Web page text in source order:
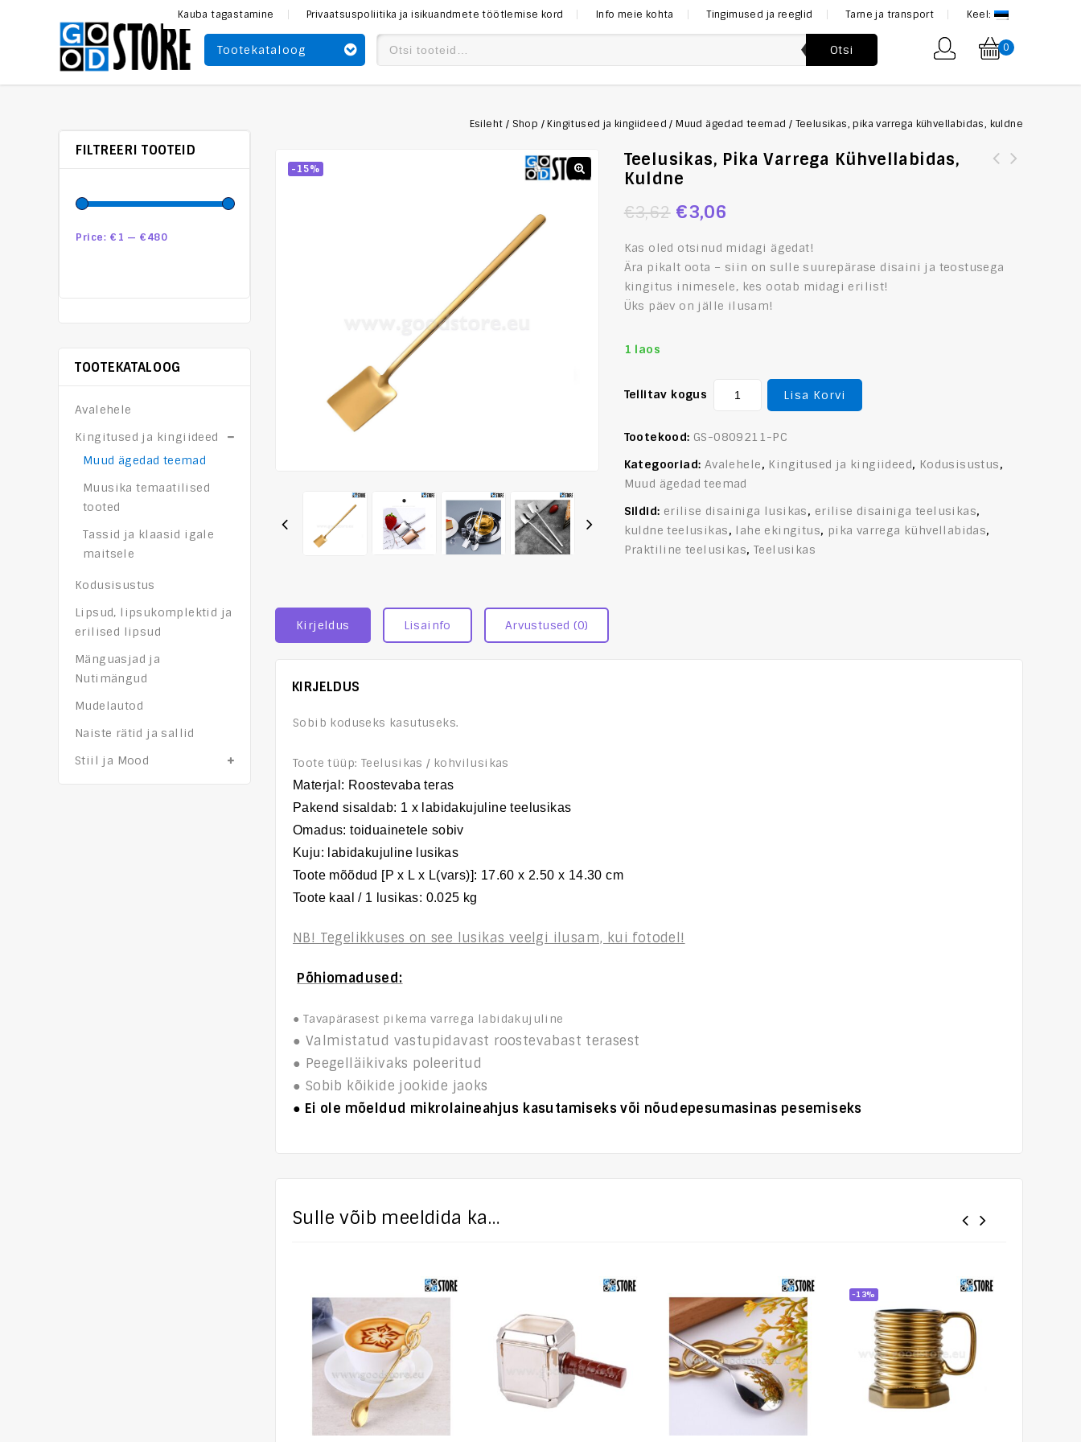
Kauba tagastamine Privaatsuspoliitika ja isikuandmete töötlemise kord Info meie kohta Tingimused ja reeglid Tarne ja transport Keel:
Tootekataloog Otsi 0
Esileht / Shop /Kingitused ja kingiideed /Muud ägedad teemad / Teelusikas, pika varrega kühvellabidas, kuldne
-15%
Teelusikas, Pika Varrega Kühvellabidas,
Kuldne
€3,62 €3,06
Kas oled otsinud midagi ägedat!
Ära pikalt oota – siin on sulle suurepärase disaini ja teostusega
kingitus inimesele, kes ootab midagi erilist!
Üks päev on jälle ilusam!
1 laos
Tellitav kogus Lisa Korvi
Tootekood: GS-0809211-PC
Kategooriad: Avalehele, Kingitused ja kingiideed, Kodusisustus,
Muud ägedad teemad
Sildid: erilise disainiga lusikas, erilise disainiga teelusikas,
kuldne teelusikas, lahe ekingitus, pika varrega kühvellabidas,
Praktiline teelusikas, Teelusikas
Kirjeldus Lisainfo Arvustused (0)
KIRJELDUS
Sobib koduseks kasutuseks.
Toote tüüp: Teelusikas / kohvilusikas
Materjal: Roostevaba teras
Pakend sisaldab: 1 x labidakujuline teelusikas
Omadus: toiduainetele sobiv
Kuju: labidakujuline lusikas
Toote mõõdud [P x L x L(vars)]: 17.60 x 2.50 x 14.30 cm
Toote kaal / 1 lusikas: 0.025 kg
NB! Tegelikkuses on see lusikas veelgi ilusam, kui fotodel!
Põhiomadused:
● Tavapärasest pikema varrega labidakujuline
● Valmistatud vastupidavast roostevabast terasest
● Peegelläikivaks poleeritud
● Sobib kõikide jookide jaoks
● Ei ole mõeldud mikrolaineahjus kasutamiseks või nõudepesumasinas pesemiseks
Sulle võib meeldida ka…
-13%
FILTREERI TOOTEID
Price: €1 — €480
TOOTEKATALOOG
Avalehele
Kingitused ja kingiideed
Muud ägedad teemad
Muusika temaatilised
tooted
Tassid ja klaasid igale
maitsele
Kodusisustus
Lipsud, lipsukomplektid ja
erilised lipsud
Mänguasjad ja
Nutimängud
Mudelautod
Naiste rätid ja sallid
Stiil ja Mood